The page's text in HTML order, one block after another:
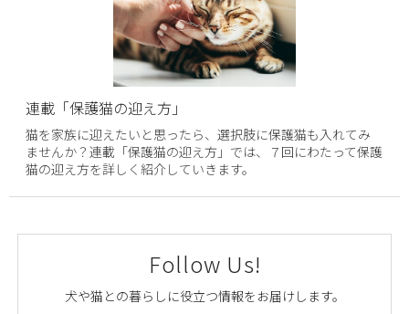
連載「保護猫の迎え方」
猫を家族に迎えたいと思ったら、選択肢に保護猫も入れてみ
ませんか？連載「保護猫の迎え方」では、７回にわたって保護
猫の迎え方を詳しく紹介していきます。
Follow Us!
犬や猫との暮らしに役立つ情報をお届けします。